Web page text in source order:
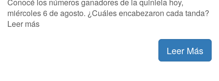
miércoles 6 de agosto. ¿Cuáles encabezaron cada tanda?
Leer más
Leer Más